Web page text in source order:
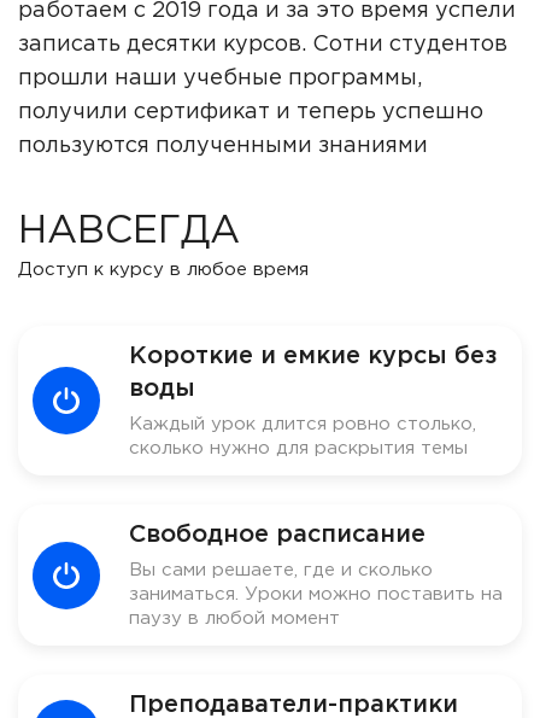
работаем с 2019 года и за это время успели
записать десятки курсов. Сотни студентов
прошли наши учебные программы,
получили сертификат и теперь успешно
пользуются полученными знаниями
НАВСЕГДА
Доступ к курсу в любое время
Короткие и емкие курсы без
воды
Каждый урок длится ровно столько,
сколько нужно для раскрытия темы
Свободное расписание
Вы сами решаете, где и сколько
заниматься. Уроки можно поставить на
паузу в любой момент
Преподаватели-практики